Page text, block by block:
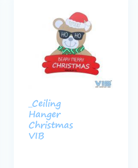
_Ceiling
Hanger
Christmas
VIB